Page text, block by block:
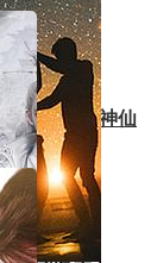
葫种田成神仙